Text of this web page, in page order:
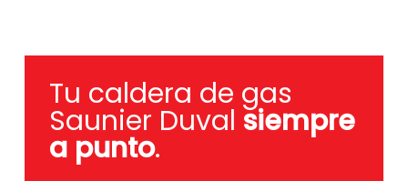
Tu caldera de gas
Saunier Duval siempre
a punto.